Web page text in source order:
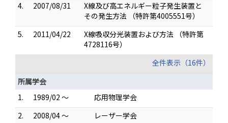
4.
2007/08/31
X線及び高エネルギー粒子発生装置と
その発生方法 （特許第4005551号）
5.
2011/04/22
X線吸収分光装置および方法 （特許第
4728116号）
全件表示（16件）
所属学会
1.
1989/02 ～
応用物理学会
2.
2008/04 ～
レーザー学会